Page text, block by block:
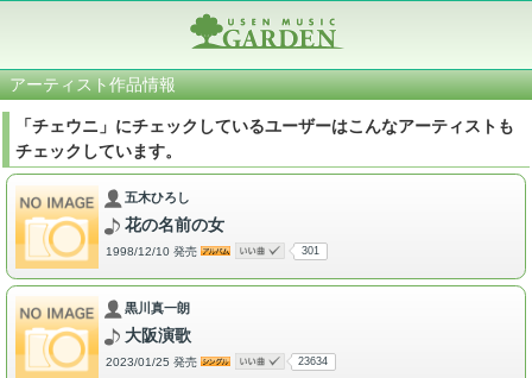
アーティスト作品情報
「チェウニ」にチェックしているユーザーはこんなアーティストも
チェックしています。
五木ひろし
花の名前の女
1998/12/10 発売 301
黒川真一朗
大阪演歌
2023/01/25 発売 23634